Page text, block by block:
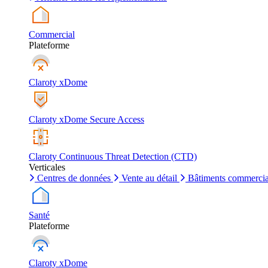
Commercial
Plateforme
Claroty xDome
Claroty xDome Secure Access
Claroty Continuous Threat Detection (CTD)
Verticales
Centres de données
Vente au détail Bâtiments
Santé
Plateforme
Claroty xDome